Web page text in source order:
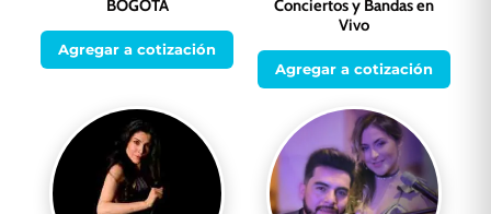
BOGOTÁ
Agregar a cotización
Conciertos y Bandas en
Vivo
Agregar a cotización